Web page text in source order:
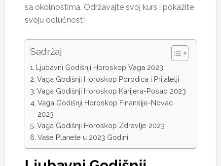
sa okolnostima. Održavajte svoj kurs i pokažite
svoju odlučnost!
Sadržaj
Ljubavni Godišnji Horoskop Vaga 2023
Vaga Godišnji Horoskop Porodica i Prijatelji
Vaga Godišnji Horoskop Karijera-Posao 2023
Vaga Godišnji Horoskop Finansije-Novac
2023
Vaga Godišnji Horoskop Zdravlje 2023
Vaše Planete u 2023 Godini